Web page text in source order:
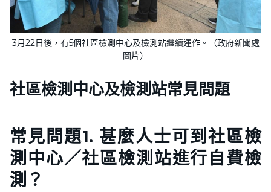
3月22日後，有5個社區檢測中心及檢測站繼續運作。（政府新聞處
圖片）
社區檢測中心及檢測站常見問題
常見問題1. 甚麼人士可到社區檢
測中心／社區檢測站進行自費檢
測？